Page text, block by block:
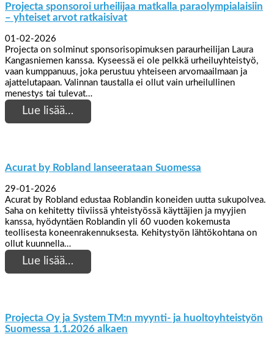
Projecta sponsoroi urheilijaa matkalla paraolympialaisiin
– yhteiset arvot ratkaisivat
01-02-2026
Projecta on solminut sponsorisopimuksen paraurheilijan Laura
Kangasniemen kanssa. Kyseessä ei ole pelkkä urheiluyhteistyö,
vaan kumppanuus, joka perustuu yhteiseen arvomaailmaan ja
ajattelutapaan. Valinnan taustalla ei ollut vain urheilullinen
menestys tai tulevat…
Lue lisää…
Acurat by Robland lanseerataan Suomessa
29-01-2026
Acurat by Robland edustaa Roblandin koneiden uutta sukupolvea.
Saha on kehitetty tiiviissä yhteistyössä käyttäjien ja myyjien
kanssa, hyödyntäen Roblandin yli 60 vuoden kokemusta
teollisesta koneenrakennuksesta. Kehitystyön lähtökohtana on
ollut kuunnella…
Lue lisää…
Projecta Oy ja System TM:n myynti- ja huoltoyhteistyön
Suomessa 1.1.2026 alkaen